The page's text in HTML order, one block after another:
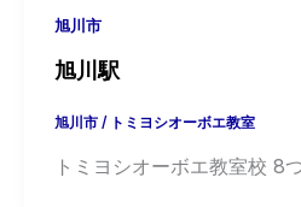
旭川市
旭川駅
旭川市/ トミヨシオーボエ教室
トミヨシオーボエ教室校 8